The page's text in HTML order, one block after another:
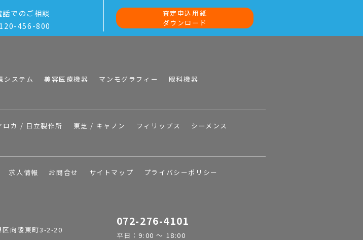
話でのご相談
456-800
査定申込用紙
ダウンロード
システム 美容医療機器 マンモグラフィー
眼科機器
ロカ / 日立製作所 東芝 / キャノン フィリップス
シーメンス
求人情報 お問合せ サイトマップ プライバシーポリシー
区向陵東町3-2-20
072-276-4101
平日：9:00 ～ 18:00